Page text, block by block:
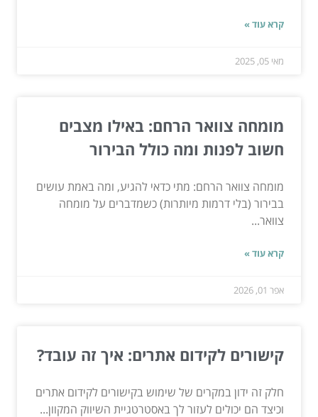
קרא עוד »
מאי 05, 2025
מומחה צוואר הרחם: באילו מצבים
חשוב לפנות ומה כולל הבירור
מומחה צוואר הרחם: מתי כדאי להגיע, ומה באמת עושים
בבירור (בלי דרמות מיותרות) כשמדברים על מומחה
צוואר...
קרא עוד »
אפר 01, 2026
קישורים לקידום אתרים: איך זה עובד?
חלק זה ידון במקרים של שימוש בקישורים לקידום אתרים
וכיצד הם יכולים לעזור לך באסטרטגיית השיווק המקוון...